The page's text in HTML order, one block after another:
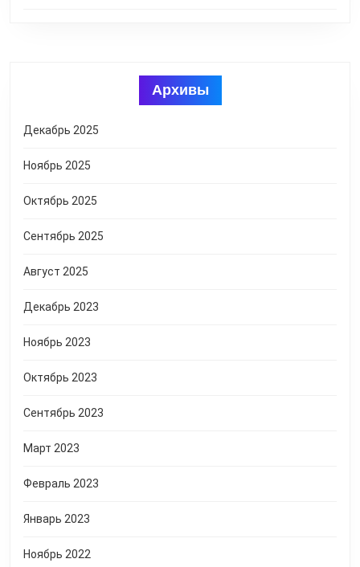
Архивы
Декабрь 2025
Ноябрь 2025
Октябрь 2025
Сентябрь 2025
Август 2025
Декабрь 2023
Ноябрь 2023
Октябрь 2023
Сентябрь 2023
Март 2023
Февраль 2023
Январь 2023
Ноябрь 2022